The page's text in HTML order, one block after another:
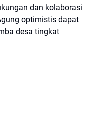
dan kolaborasi
optimistis dapat
desa tingkat